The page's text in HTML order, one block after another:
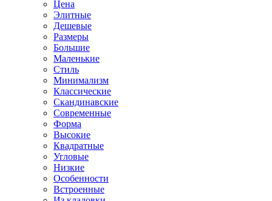
Цена
Элитные
Дешевые
Размеры
Большие
Маленькие
Стиль
Минимализм
Классические
Скандинавские
Современные
Форма
Высокие
Квадратные
Угловые
Низкие
Особенности
Встроенные